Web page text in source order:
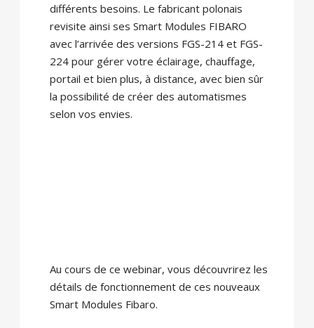
différents besoins. Le fabricant polonais
revisite ainsi ses Smart Modules FIBARO
avec l’arrivée des versions FGS-214 et FGS-
224 pour gérer votre éclairage, chauffage,
portail et bien plus, à distance, avec bien sûr
la possibilité de créer des automatismes
selon vos envies.
Au cours de ce webinar, vous découvrirez les
détails de fonctionnement de ces nouveaux
Smart Modules Fibaro.